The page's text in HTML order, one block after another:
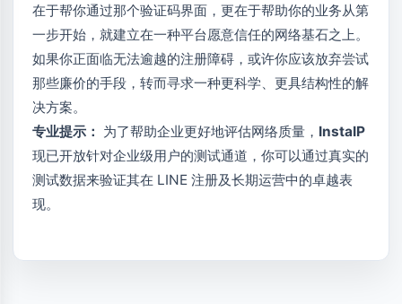
在于帮你通过那个验证码界面，更在于帮助你的业务从第
一步开始，就建立在一种平台愿意信任的网络基石之上。
如果你正面临无法逾越的注册障碍，或许你应该放弃尝试
那些廉价的手段，转而寻求一种更科学、更具结构性的解
决方案。
专业提示： 为了帮助企业更好地评估网络质量， InstaIP
现已开放针对企业级用户的测试通道，你可以通过真实的
测试数据来验证其在 LINE 注册及长期运营中的卓越表
现。